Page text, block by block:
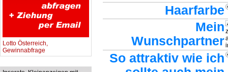
Lotto Österreich,
Gewinnabfrage
Haarfarbe
Mein
Wunschpartner
So attraktiv wie ich